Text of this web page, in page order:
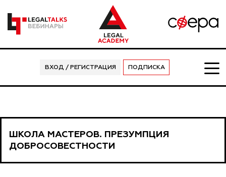
ВХОД / РЕГИСТРАЦИЯ ПОДПИСКА
ШКОЛА МАСТЕРОВ. ПРЕЗУМПЦИЯ
ДОБРОСОВЕСТНОСТИ